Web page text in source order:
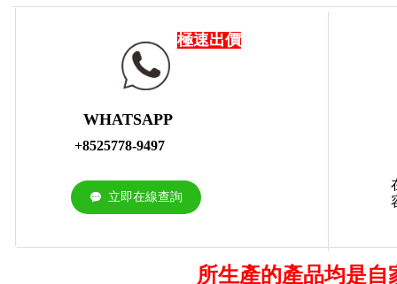
WHATSAPP
+8525778-9497
끁 立即在線查詢
極速出價
所生產的產品均是